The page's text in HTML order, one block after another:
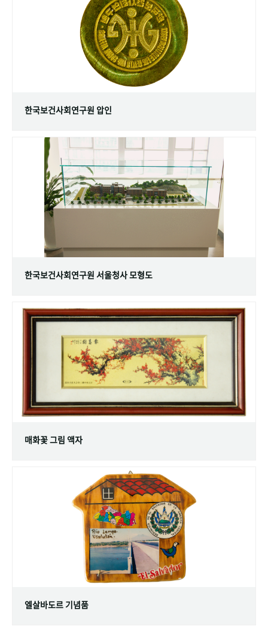
한국보건사회연구원 압인
한국보건사회연구원 서울청사 모형도
매화꽃 그림 액자
엘살바도르 기념품